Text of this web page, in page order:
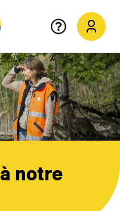
à notre